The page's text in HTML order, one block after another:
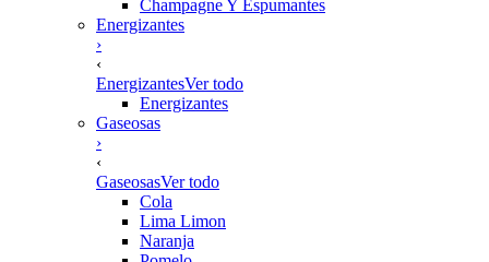
Champagne Y Espumantes
Energizantes
›
‹
EnergizantesVer todo
Energizantes
Gaseosas
›
‹
GaseosasVer todo
Cola
Lima Limon
Naranja